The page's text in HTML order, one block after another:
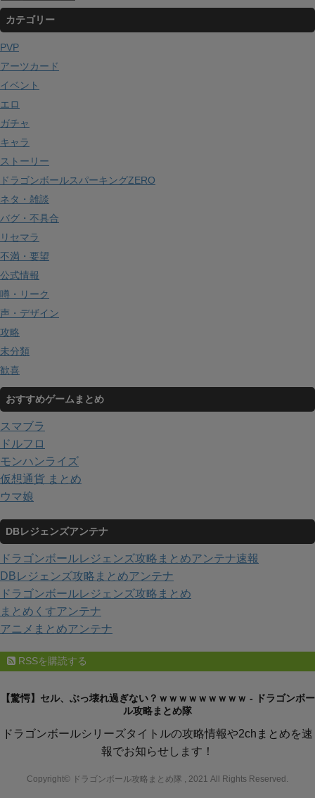
ー
カ
イ
ブ
カテゴリー
PVP
アーツカード
イベント
エロ
ガチャ
キャラ
ストーリー
ドラゴンボールスパーキングZERO
ネタ・雑談
バグ・不具合
リセマラ
不満・要望
公式情報
噂・リーク
声・デザイン
攻略
未分類
歓喜
おすすめゲームまとめ
スマブラ
ドルフロ
モンハンライズ
仮想通貨 まとめ
ウマ娘
DBレジェンズアンテナ
ドラゴンボールレジェンズ攻略まとめアンテナ速報
DBレジェンズ攻略まとめアンテナ
ドラゴンボールレジェンズ攻略まとめ
まとめくすアンテナ
アニメまとめアンテナ
RSSを購読する
【驚愕】セル、ぶっ壊れ過ぎない？ｗｗｗｗｗｗｗｗｗ - ドラゴンボー
ル攻略まとめ隊
ドラゴンボールシリーズタイトルの攻略情報や2chまとめを速
報でお知らせします！
Copyright© ドラゴンボール攻略まとめ隊 , 2021 All Rights Reserved.